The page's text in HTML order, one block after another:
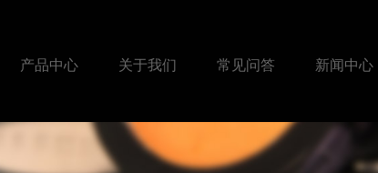
产品中心 关于我们 常见问答 新闻中心